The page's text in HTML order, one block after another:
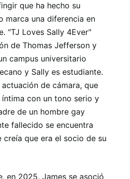
que ha hecho su
marca una diferencia en
"TJ Loves Sally 4Ever"
de Thomas Jefferson y
campus universitario
y Sally es estudiante.
de cámara, que
con un tono serio y
de un hombre gay
fallecido se encuentra
creía que era el socio de su
en 2025, James se asoció